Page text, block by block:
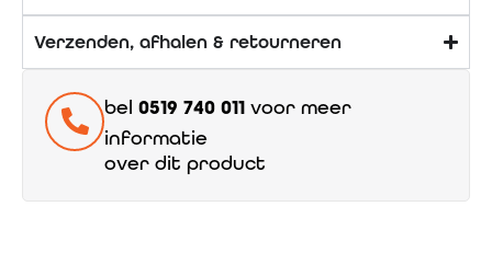
Verzenden, afhalen & retourneren
bel 0519 740 011 voor meer
informatie
over dit product